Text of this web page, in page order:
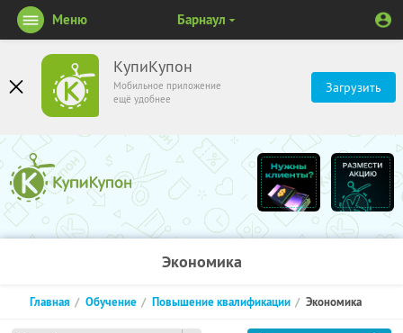
КупиКупон
Мобильное приложение
ещё удобнее
Загрузить
Меню Барнаул
Экономика
Главная Обучение Повышение квалификации Экономика